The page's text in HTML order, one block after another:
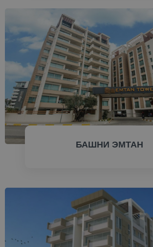
ПРОВЕРИТЬ СЕЙЧАС
БАШНИ ЭМТАН
ПРОВЕРИТЬ СЕЙЧАС